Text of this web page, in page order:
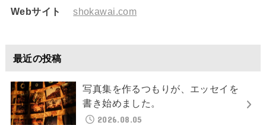
Webサイト
shokawai.com
最近の投稿
写真集を作るつもりが、エッセイを
書き始めました。
2026.08.05